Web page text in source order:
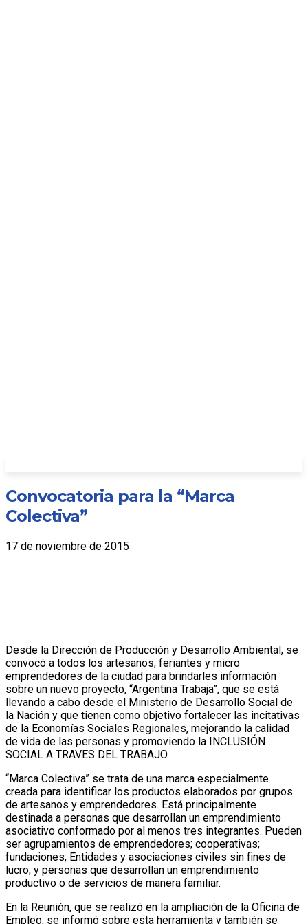
Convocatoria para la “Marca
Colectiva”
17 de noviembre de 2015
Desde la Dirección de Producción y Desarrollo Ambiental, se
convocó a todos los artesanos, feriantes y micro
emprendedores de la ciudad para brindarles información
sobre un nuevo proyecto, “Argentina Trabaja”, que se está
llevando a cabo desde el Ministerio de Desarrollo Social de
la Nación y que tienen como objetivo fortalecer las incitativas
de la Economías Sociales Regionales, mejorando la calidad
de vida de las personas y promoviendo la INCLUSIÓN
SOCIAL A TRAVES DEL TRABAJO.
“Marca Colectiva” se trata de una marca especialmente
creada para identificar los productos elaborados por grupos
de artesanos y emprendedores. Está principalmente
destinada a personas que desarrollan un emprendimiento
asociativo conformado por al menos tres integrantes. Pueden
ser agrupamientos de emprendedores; cooperativas;
fundaciones; Entidades y asociaciones civiles sin fines de
lucro; y personas que desarrollan un emprendimiento
productivo o de servicios de manera familiar.
En la Reunión, que se realizó en la ampliación de la Oficina de
Empleo, se informó sobre esta herramienta y también se